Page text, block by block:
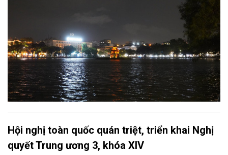
Hội nghị toàn quốc quán triệt, triển khai Nghị
quyết Trung ương 3, khóa XIV